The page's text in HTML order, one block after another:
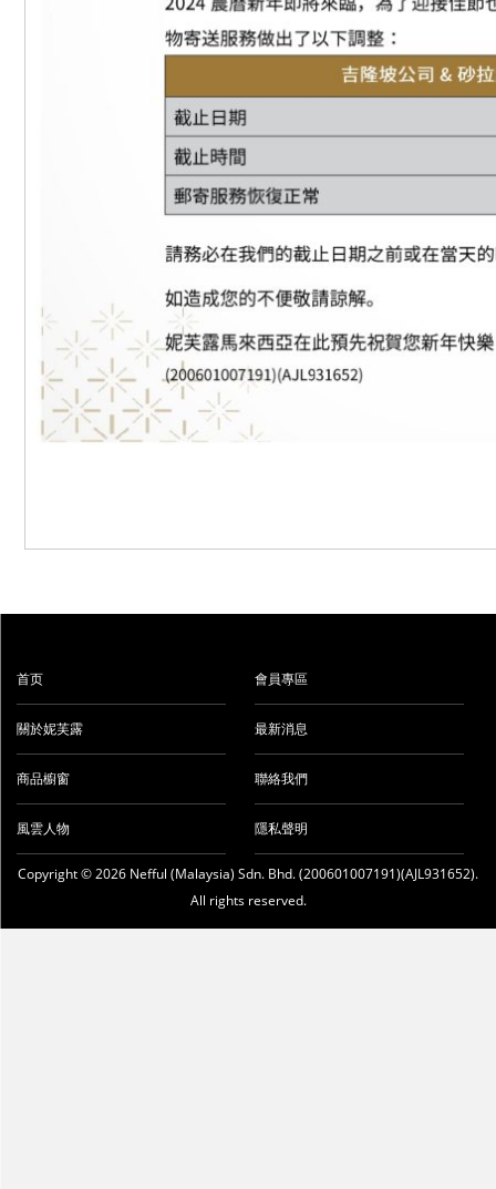
首页
關於妮芙露
商品櫥窗
風雲人物
會員專區
最新消息
聯絡我們
隱私聲明
Copyright © 2026 Nefful (Malaysia) Sdn. Bhd. (200601007191)(AJL931652).
All rights reserved.